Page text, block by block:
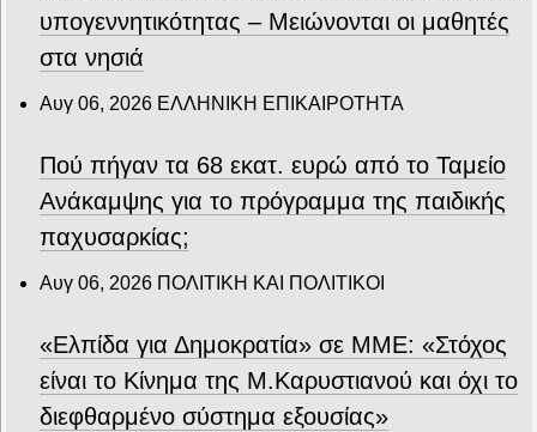
υπογεννητικότητας – Μειώνονται οι μαθητές
στα νησιά
Αυγ 06, 2026 ΕΛΛΗΝΙΚΗ ΕΠΙΚΑΙΡΟΤΗΤΑ
Πού πήγαν τα 68 εκατ. ευρώ από το Ταμείο
Ανάκαμψης για το πρόγραμμα της παιδικής
παχυσαρκίας;
Αυγ 06, 2026 ΠΟΛΙΤΙΚΗ ΚΑΙ ΠΟΛΙΤΙΚΟΙ
«Ελπίδα για Δημοκρατία» σε ΜΜΕ: «Στόχος
είναι το Κίνημα της Μ.Καρυστιανού και όχι το
διεφθαρμένο σύστημα εξουσίας»